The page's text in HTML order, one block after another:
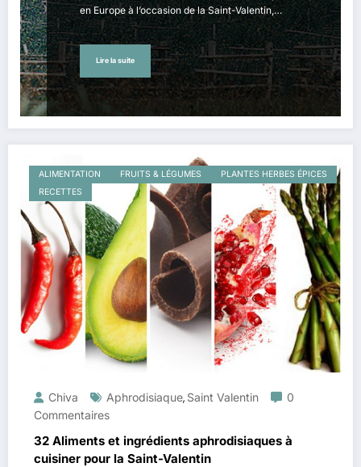
en Europe à l’occasion de la Saint-Valentin,…
Lire la suite
ALIMENTATION FRUITS & LÉGUMES
PLANTES HERBES ÉPICES
RECETTES
Chiva Aphrodisiaque, Saint Valentin
0
Commentaires
32 Aliments et ingrédients aphrodisiaques à
cuisiner pour la Saint-Valentin